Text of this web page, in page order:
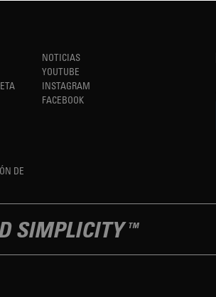
DE
NOTICIAS
YOUTUBE
INSTAGRAM
FACEBOOK
SIMPLICITY TM